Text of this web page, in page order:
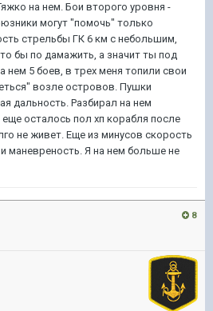
на нем. Бои второго уровня -
могут "помочь" только
стрельбы ГК 6 км с небольшим,
бы по дамажить, а значит ты под
нем 5 боев, в трех меня топили свои
возле островов. Пушки
дальность. Разбирал на нем
осталось пол хп корабля после
не живет. Еще из минусов скорость
маневреность. Я на нем больше не
8